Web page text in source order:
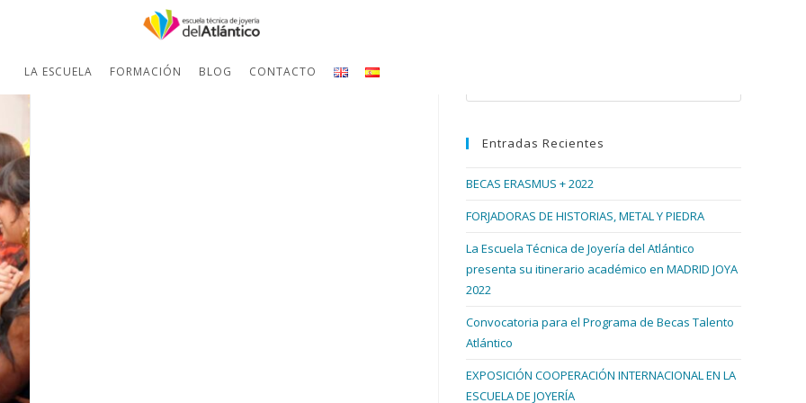
LA ESCUELA FORMACIÓN BLOG CONTACTO
Escape
Entradas Recientes
BECAS ERASMUS + 2022
FORJADORAS DE HISTORIAS, METAL Y PIEDRA
La Escuela Técnica de Joyería del Atlántico
presenta su itinerario académico en MADRID JOYA
2022
Convocatoria para el Programa de Becas Talento
Atlántico
EXPOSICIÓN COOPERACIÓN INTERNACIONAL EN LA
ESCUELA DE JOYERÍA